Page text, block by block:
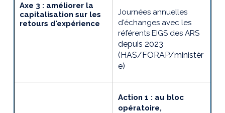
Axe 3 : améliorer la
capitalisation sur les
retours d'expérience
Journées annuelles
d'échanges avec les
référents EIGS des ARS
depuis 2023
(HAS/FORAP/ministèr
e)
Action 1 : au bloc
opératoire,